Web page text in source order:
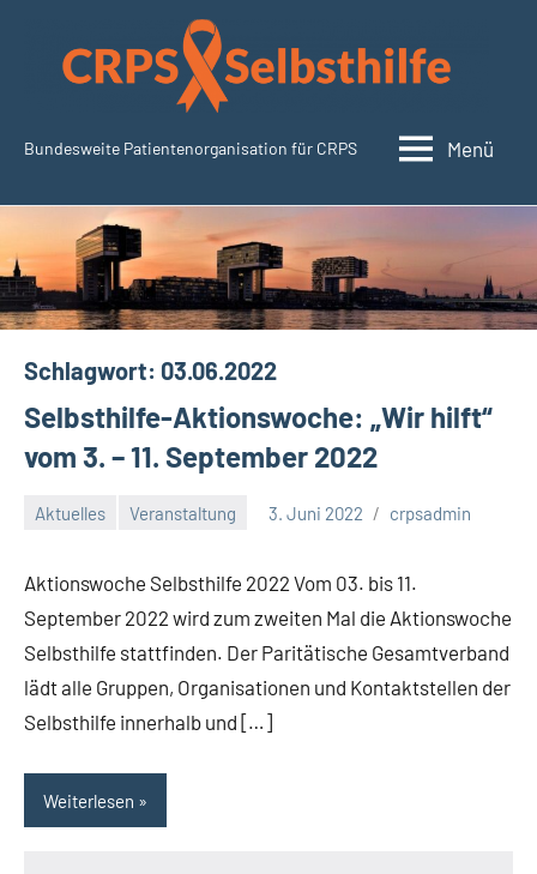
springen
CRPSSelbsthilfe.org
Bundesweite Patientenorganisation für CRPS Menü
Schlagwort: 03.06.2022
Selbsthilfe-Aktionswoche: „Wir hilft“
vom 3. – 11. September 2022
Aktuelles Veranstaltung 3. Juni 2022 crpsadmin
Aktionswoche Selbsthilfe 2022 Vom 03. bis 11.
September 2022 wird zum zweiten Mal die Aktionswoche
Selbsthilfe stattfinden. Der Paritätische Gesamtverband
lädt alle Gruppen, Organisationen und Kontaktstellen der
Selbsthilfe innerhalb und […]
Weiterlesen